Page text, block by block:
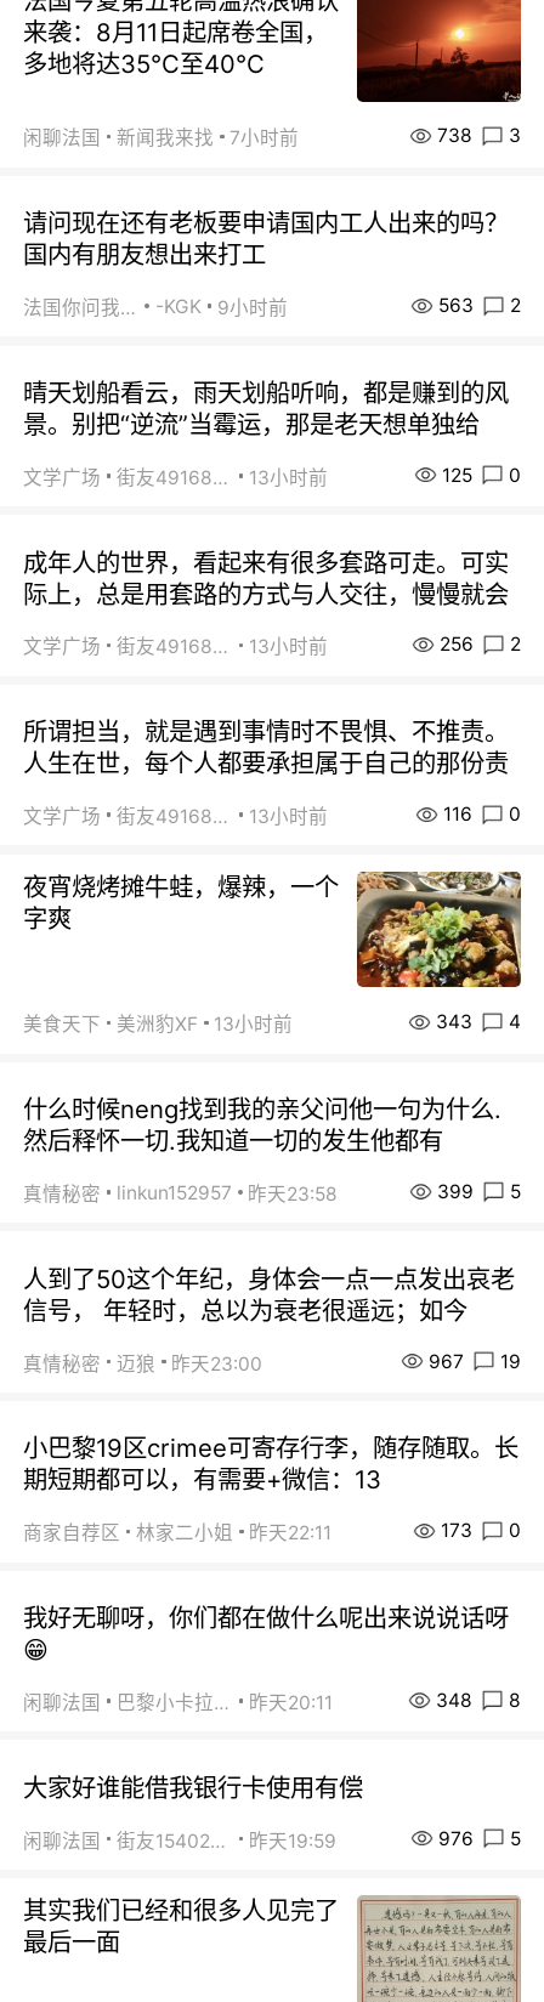
来袭：8月11日起席卷全国，
多地将达35℃至40℃
闲聊法国 新闻我来找 7小时前 738 3
请问现在还有老板要申请国内工人出来的吗？
国内有朋友想出来打工
法国你问我答 -KGK 9小时前 563 2
晴天划船看云，雨天划船听响，都是赚到的风
景。别把“逆流”当霉运，那是老天想单独给
文学广场 街友49168527 13小时前 125 0
成年人的世界，看起来有很多套路可走。可实
际上，总是用套路的方式与人交往，慢慢就会
文学广场 街友49168527 13小时前 256 2
所谓担当，就是遇到事情时不畏惧、不推责。
人生在世，每个人都要承担属于自己的那份责
文学广场 街友49168527 13小时前 116 0
夜宵烧烤摊牛蛙，爆辣，一个
字爽
美食天下 美洲豹XF 13小时前 343 4
什么时候neng找到我的亲父问他一句为什么.
然后释怀一切.我知道一切的发生他都有
真情秘密 linkun152957 昨天23:58 399 5
人到了50这个年纪，身体会一点一点发出哀老
信号， 年轻时，总以为衰老很遥远；如今
真情秘密 迈狼 昨天23:00 967 19
小巴黎19区crimee可寄存行李，随存随取。长
期短期都可以，有需要+微信：13
商家自荐区 林家二小姐 昨天22:11 173 0
我好无聊呀，你们都在做什么呢出来说说话呀
😁
闲聊法国 巴黎小卡拉咪 昨天20:11 348 8
大家好谁能借我银行卡使用有偿
闲聊法国 街友15402223 昨天19:59 976 5
其实我们已经和很多人见完了
最后一面